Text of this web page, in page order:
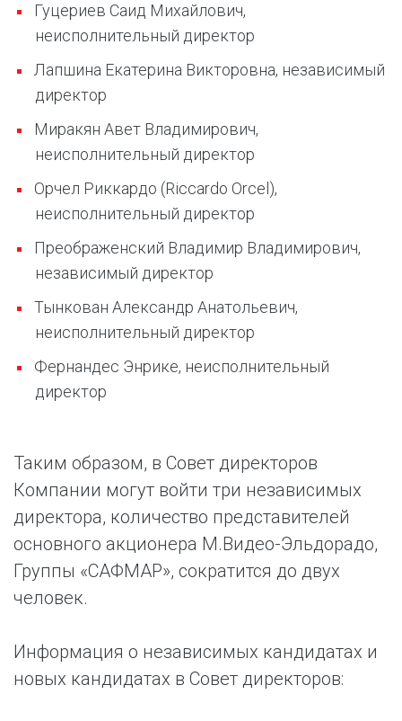
Гуцериев Саид Михайлович,
неисполнительный директор
Лапшина Екатерина Викторовна, независимый
директор
Миракян Авет Владимирович,
неисполнительный директор
Орчел Риккардо (Riccardo Orcel),
неисполнительный директор
Преображенский Владимир Владимирович,
независимый директор
Тынкован Александр Анатольевич,
неисполнительный директор
Фернандес Энрике, неисполнительный
директор
Таким образом, в Совет директоров
Компании могут войти три независимых
директора, количество представителей
основного акционера М.Видео-Эльдорадо,
Группы «САФМАР», сократится до двух
человек.
Информация о независимых кандидатах и
новых кандидатах в Совет директоров: